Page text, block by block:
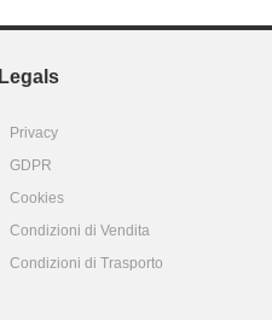
Legals
Privacy
GDPR
Cookies
Condizioni di Vendita
Condizioni di Trasporto